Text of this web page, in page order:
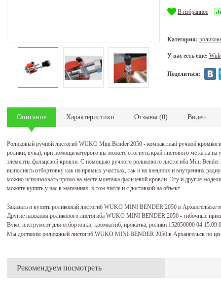
В избранное
Категория:
У нас есть ещё:
Поделиться:
Описание Характеристики Отзывы (0) Видео
Роликовый ручной листогиб WUKO Mini Bender 2050 - компактный ручной
ролики, вука), при помощи которого вы можете отогнуть край листового металла на
элементы фальцевой кровли. С помощью ручного роликового листогиба Mini
выполнять отбортовку как на прямых участках, так и на внешних и внутренних
можно использовать прямо на месте монтажа фальцевой кровли. Эту и другие
можете купить у нас в магазинах, в том числе и с доставкой на объект.
Заказать и купить роликовый листогиб WUKO MINI BENDER 2050 в
Другие названия роликового листогиба WUKO MINI BENDER 2050 - гибочные
Вуко, инструмент для отбортовки, кромкогиб, прокатка, ролики 152050000
Мы доставим роликовый листогиб WUKO MINI BENDER 2050 в Архангельск по
Рекомендуем посмотреть